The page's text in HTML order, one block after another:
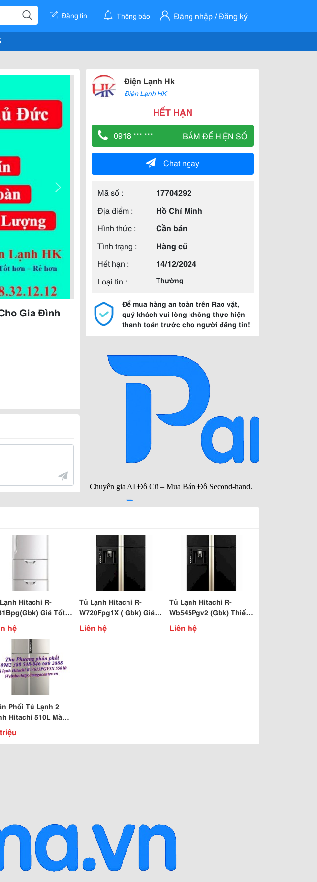
Đăng tin Thông báo Đăng nhập / Đăng ký
Gia Đình
Điện Lạnh Hk
Điện Lạnh HK
HẾT HẠN
0918 *** *** BẤM ĐỂ HIỆN SỐ
Chat ngay
Mã số :
17704292
Địa điểm :
Hồ Chí Minh
Hình thức :
Cần bán
Tình trạng :
Hàng cũ
Hết hạn :
14/12/2024
Loại tin :
Thường
Để mua hàng an toàn trên Rao vặt,
quý khách vui lòng không thực hiện
thanh toán trước cho người đăng tin!
Hitachi R-
Giá Tốt
Hà Nội
hệ
Tủ Lạnh Hitachi R-
W720Fpg1X ( Gbk) Giá
Khuyến Mãi Cực Cool
Liên hệ
Tủ Lạnh Hitachi R-
Wb545Pgv2 (Gbk) Thiết
Kế Sang Trọng Tiện Ích
Liên hệ
Phối Tủ Lạnh 2
Hitachi 510L Màu
V615Pgv3Xinx Hàng
Hãng